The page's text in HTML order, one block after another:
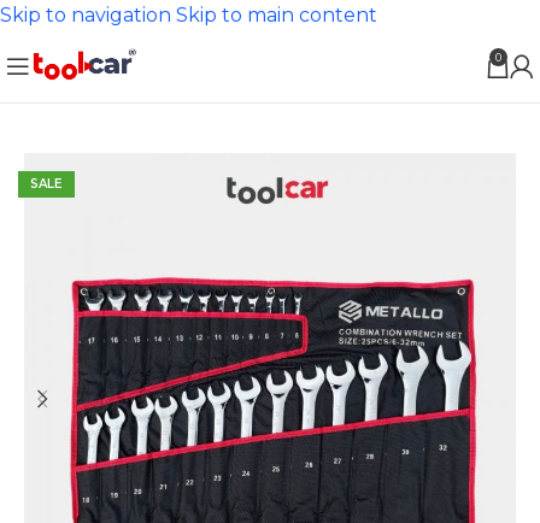
Skip to navigation Skip to main content
0
SALE